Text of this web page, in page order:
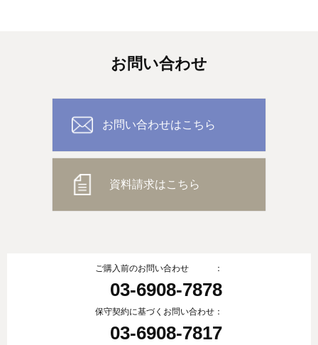
お問い合わせ
お問い合わせはこちら
資料請求はこちら
ご購入前のお問い合わせ ：
03-6908-7878
保守契約に基づくお問い合わせ：
03-6908-7817